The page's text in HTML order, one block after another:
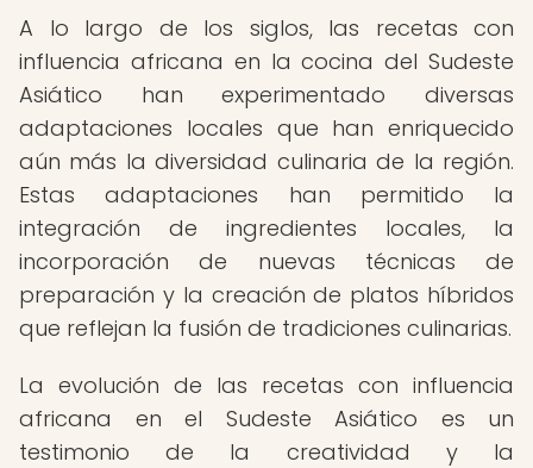
A lo largo de los siglos, las recetas con
influencia africana en la cocina del Sudeste
Asiático han experimentado diversas
adaptaciones locales que han enriquecido
aún más la diversidad culinaria de la región.
Estas adaptaciones han permitido la
integración de ingredientes locales, la
incorporación de nuevas técnicas de
preparación y la creación de platos híbridos
que reflejan la fusión de tradiciones culinarias.
La evolución de las recetas con influencia
africana en el Sudeste Asiático es un
testimonio de la creatividad y la